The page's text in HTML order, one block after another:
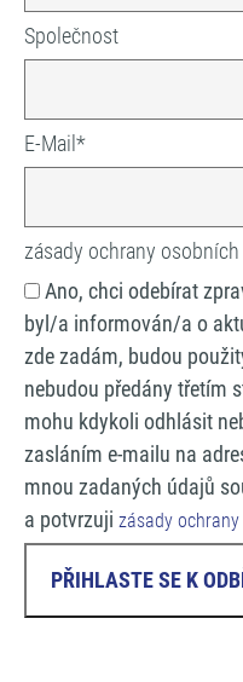
Společnost
E-Mail *
zásady ochrany
Ano, chci odebírat
byl/a informován/a o
zde zadám, budou
nebudou předány třetím
mohu kdykoli odhlásit
zasláním e-mailu na
mnou zadaných údajů
a potvrzuji zásady